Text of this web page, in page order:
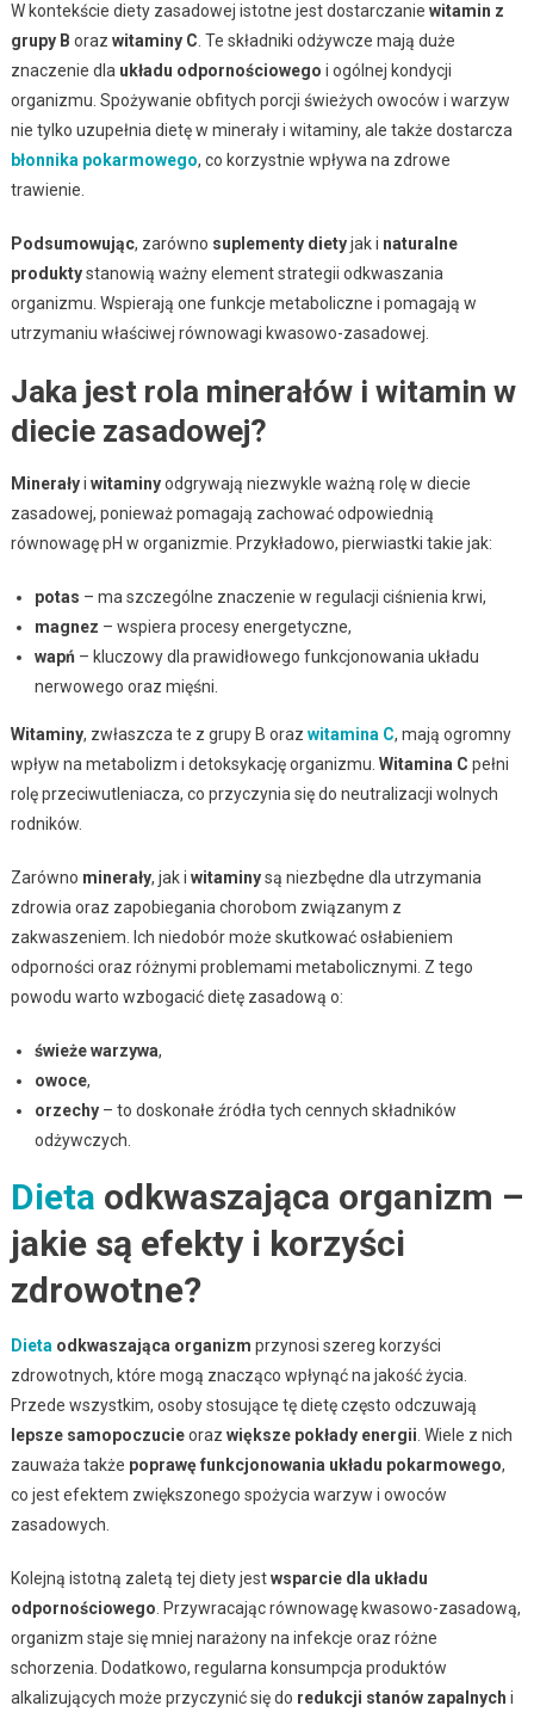
W kontekście diety zasadowej istotne jest dostarczanie witamin z
grupy B oraz witaminy C. Te składniki odżywcze mają duże
znaczenie dla układu odpornościowego i ogólnej kondycji
organizmu. Spożywanie obfitych porcji świeżych owoców i warzyw
nie tylko uzupełnia dietę w minerały i witaminy, ale także dostarcza
błonnika pokarmowego, co korzystnie wpływa na zdrowe
trawienie.
Podsumowując, zarówno suplementy dietyjak i naturalne
produktystanowią ważny element strategii odkwaszania
organizmu. Wspierają one funkcje metaboliczne i pomagają w
utrzymaniu właściwej równowagi kwasowo-zasadowej.
Jaka jest rola minerałów i witamin w
diecie zasadowej?
Minerałyi witaminyodgrywają niezwykle ważną rolę w diecie
zasadowej, ponieważ pomagają zachować odpowiednią
równowagę pH w organizmie. Przykładowo, pierwiastki takie jak:
potas – ma szczególne znaczenie w regulacji ciśnienia krwi,
magnez – wspiera procesy energetyczne,
wapń – kluczowy dla prawidłowego funkcjonowania układu
nerwowego oraz mięśni.
Witaminy, zwłaszcza te z grupy B oraz witamina C, mają ogromny
wpływ na metabolizm i detoksykację organizmu. Witamina C pełni
rolę przeciwutleniacza, co przyczynia się do neutralizacji wolnych
rodników.
Zarówno minerały, jak i witaminysą niezbędne dla utrzymania
zdrowia oraz zapobiegania chorobom związanym z
zakwaszeniem. Ich niedobór może skutkować osłabieniem
odporności oraz różnymi problemami metabolicznymi. Z tego
powodu warto wzbogacić dietę zasadową o:
świeże warzywa,
owoce,
orzechy– to doskonałe źródła tych cennych składników
odżywczych.
Dieta odkwaszająca organizm –
jakie są efekty i korzyści
zdrowotne?
Dietaodkwaszająca organizm przynosi szereg korzyści
zdrowotnych, które mogą znacząco wpłynąć na jakość życia.
Przede wszystkim, osoby stosujące tę dietę często odczuwają
lepsze samopoczucieoraz większe pokłady energii. Wiele z nich
zauważa także poprawę funkcjonowania układu pokarmowego,
co jest efektem zwiększonego spożycia warzyw i owoców
zasadowych.
Kolejną istotną zaletą tej diety jestwsparcie dla układu
odpornościowego. Przywracając równowagę kwasowo-zasadową,
organizm staje się mniej narażony na infekcje oraz różne
schorzenia. Dodatkowo, regularna konsumpcja produktów
alkalizujących może przyczynić się do redukcji stanów zapalnych i